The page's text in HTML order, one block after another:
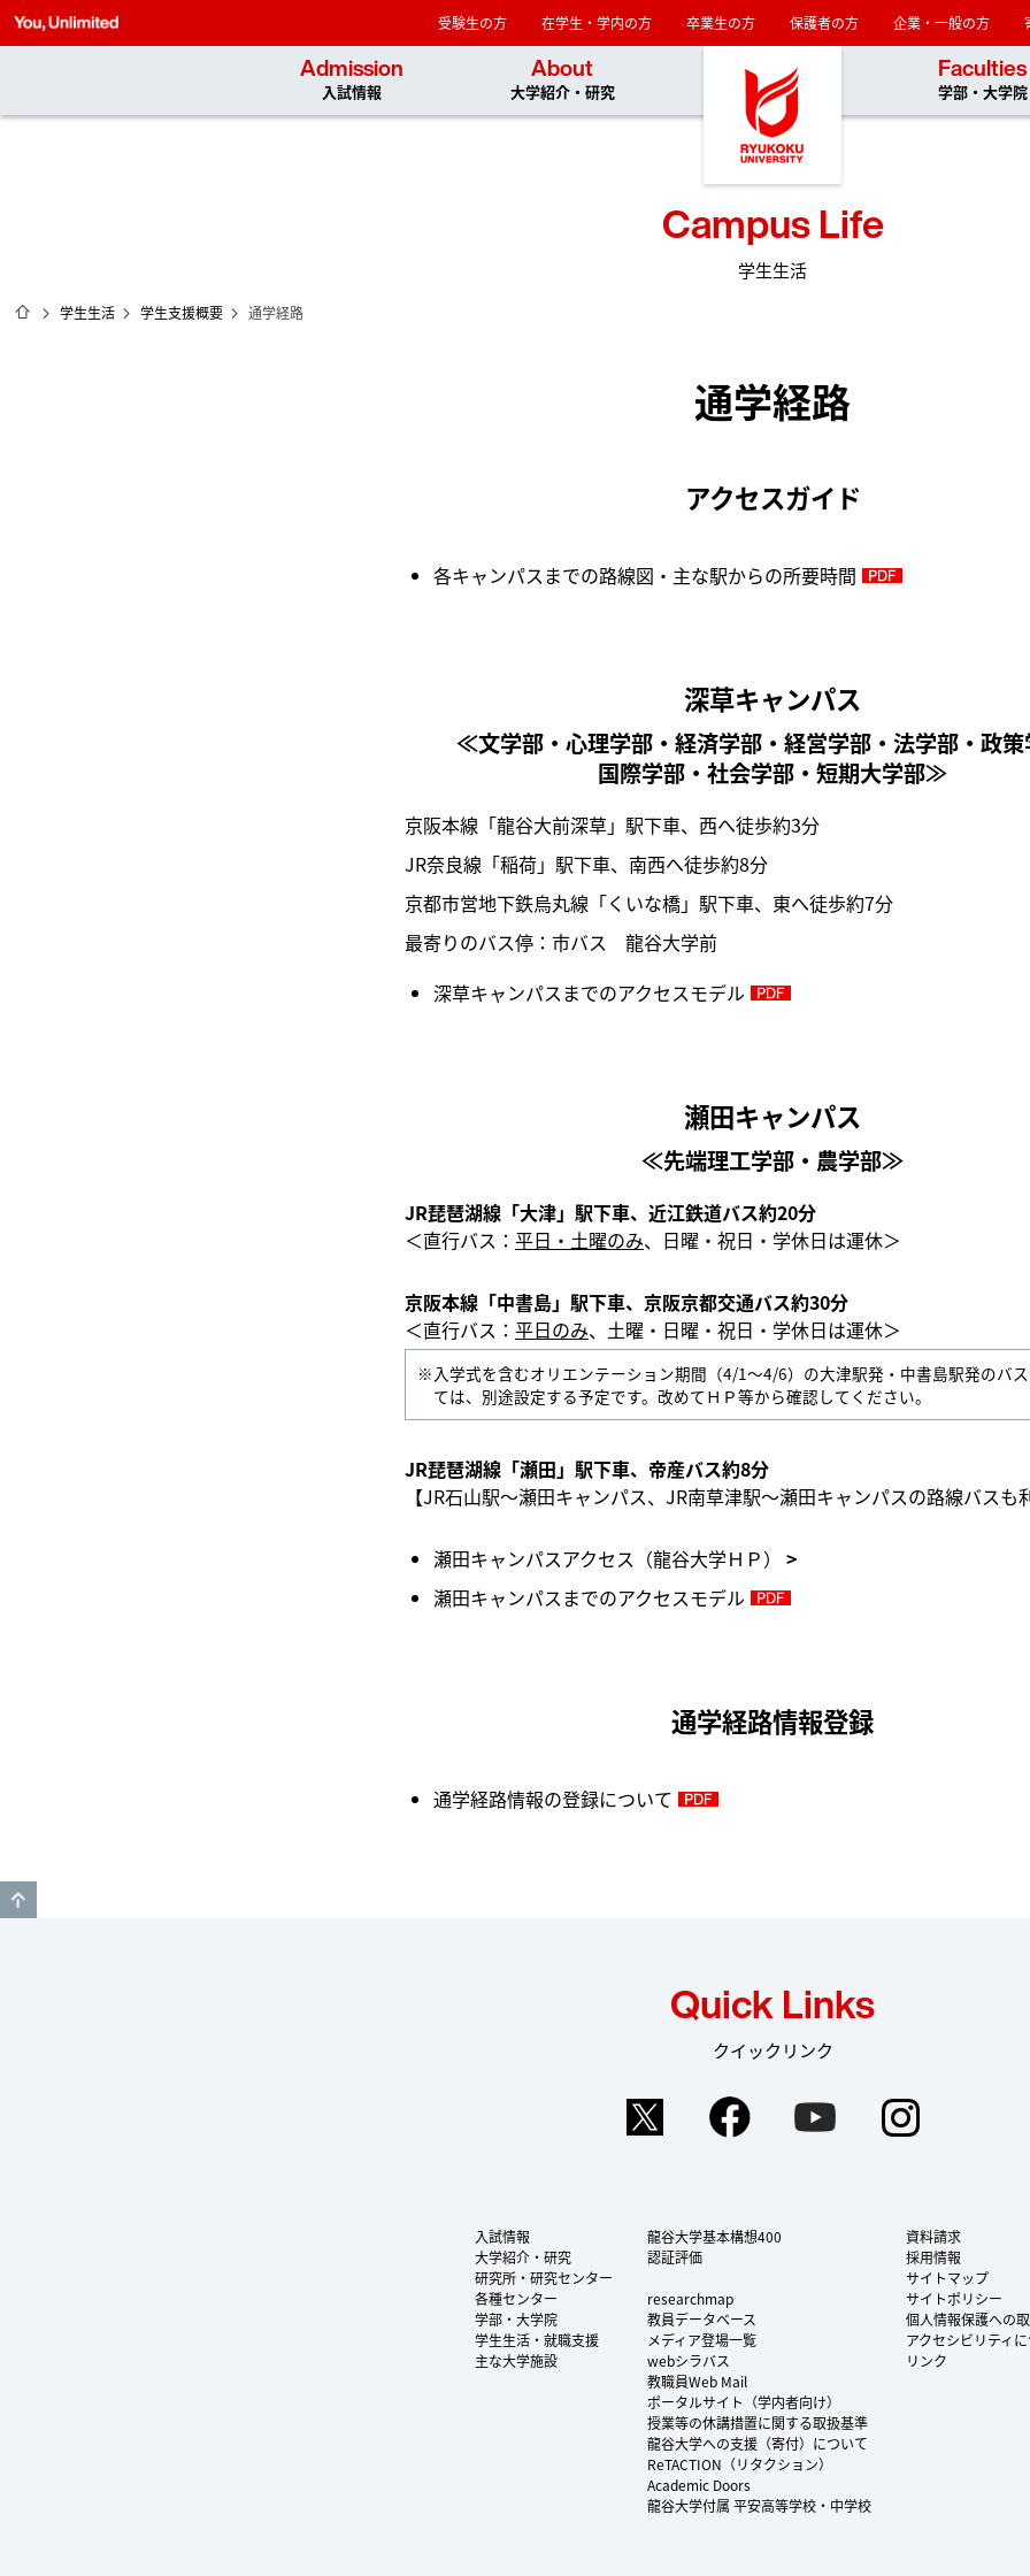
龍谷
受験生の方 在学生・学内の方 卒業生の方 保護者の方 企業・一般の方
Admission
入試情報
About
大学紹介・研究
Faculties
学部・大学院
Campus Life
学生生活
ホーム
学生生活 学生支援概要 通学経路
通学経路
アクセスガイド
各キャンパスまでの路線図・主な駅からの所要時間
深草キャンパス
≪文学部・心理学部・経済学部・経営学部・法学部・政策
国際学部・社会学部・短期大学部≫
京阪本線「龍谷大前深草」駅下車、西へ徒歩約3分
JR奈良線「稲荷」駅下車、南西へ徒歩約8分
京都市営地下鉄烏丸線「くいな橋」駅下車、東へ徒歩約7分
最寄りのバス停：市バス 龍谷大学前
深草キャンパスまでのアクセスモデル
瀬田キャンパス
≪先端理工学部・農学部≫
JR琵琶湖線「大津」駅下車、近江鉄道バス約20分
＜直行バス： 平日・土曜のみ、日曜・祝日・学休日は運休＞
京阪本線「中書島」駅下車、京阪京都交通バス約30分
＜直行バス： 平日のみ、土曜・日曜・祝日・学休日は運休＞
※入学式を含むオリエンテーション期間（4/1～4/6）の大津駅発・中書島駅発のバ
ては、別途設定する予定です。改めてＨＰ等から確認してください。
JR琵琶湖線「瀬田」駅下車、帝産バス約8分
【JR石山駅～瀬田キャンパス、JR南草津駅～瀬田キャンパスの路線バスも
瀬田キャンパスアクセス（龍谷大学ＨＰ）
瀬田キャンパスまでのアクセスモデル
通学経路情報登録
通学経路情報の登録について
Quick Links
クイックリンク
Twitter FacebookYouTube
入試情報
大学紹介・研究
研究所・研究センター
各種センター
学部・大学院
学生生活・就職支援
主な大学施設
龍谷大学基本構想400
認証評価
researchmap
教員データベース
メディア登場一覧
webシラバス
教職員Web Mail
ポータルサイト（学内者向け）
授業等の休講措置に関する取扱基準
龍谷大学への支援（寄付）について
ReTACTION（リタクション）
Academic Doors
龍谷大学付属 平安高等学校・中学校
資料請求
採用情報
サイトマップ
サイトポリシー
個人情報保護への
アクセシビリティ
リンク